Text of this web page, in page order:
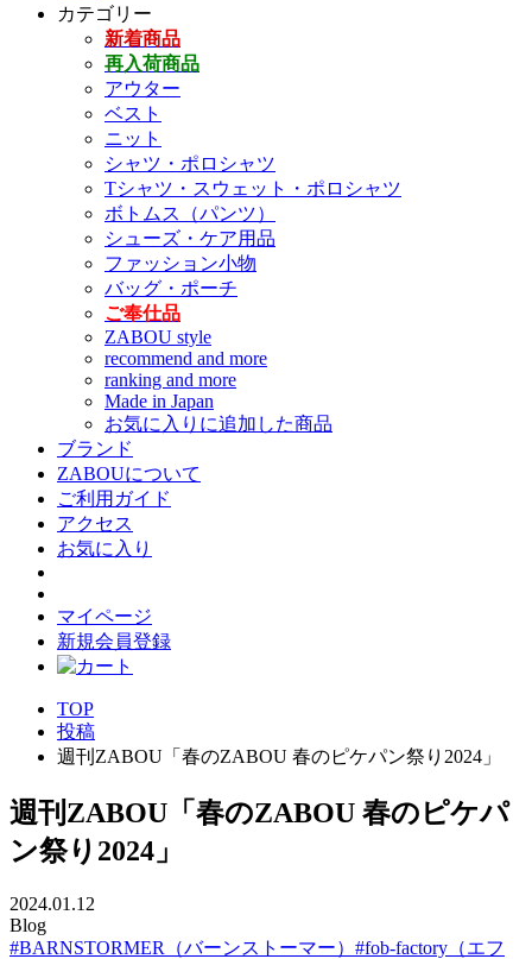
カテゴリー
新着商品
再入荷商品
アウター
ベスト
ニット
シャツ・ポロシャツ
Tシャツ・スウェット・ポロシャツ
ボトムス（パンツ）
シューズ・ケア用品
ファッション小物
バッグ・ポーチ
ご奉仕品
ZABOU style
recommend and more
ranking and more
Made in Japan
お気に入りに追加した商品
ブランド
ZABOUについて
ご利用ガイド
アクセス
お気に入り
マイページ
新規会員登録
TOP
投稿
週刊ZABOU「春のZABOU 春のピケパン祭り2024」
週刊ZABOU「春のZABOU 春のピケパ
ン祭り2024」
2024.01.12
Blog
#BARNSTORMER（バーンストーマー） #fob-factory（エフ